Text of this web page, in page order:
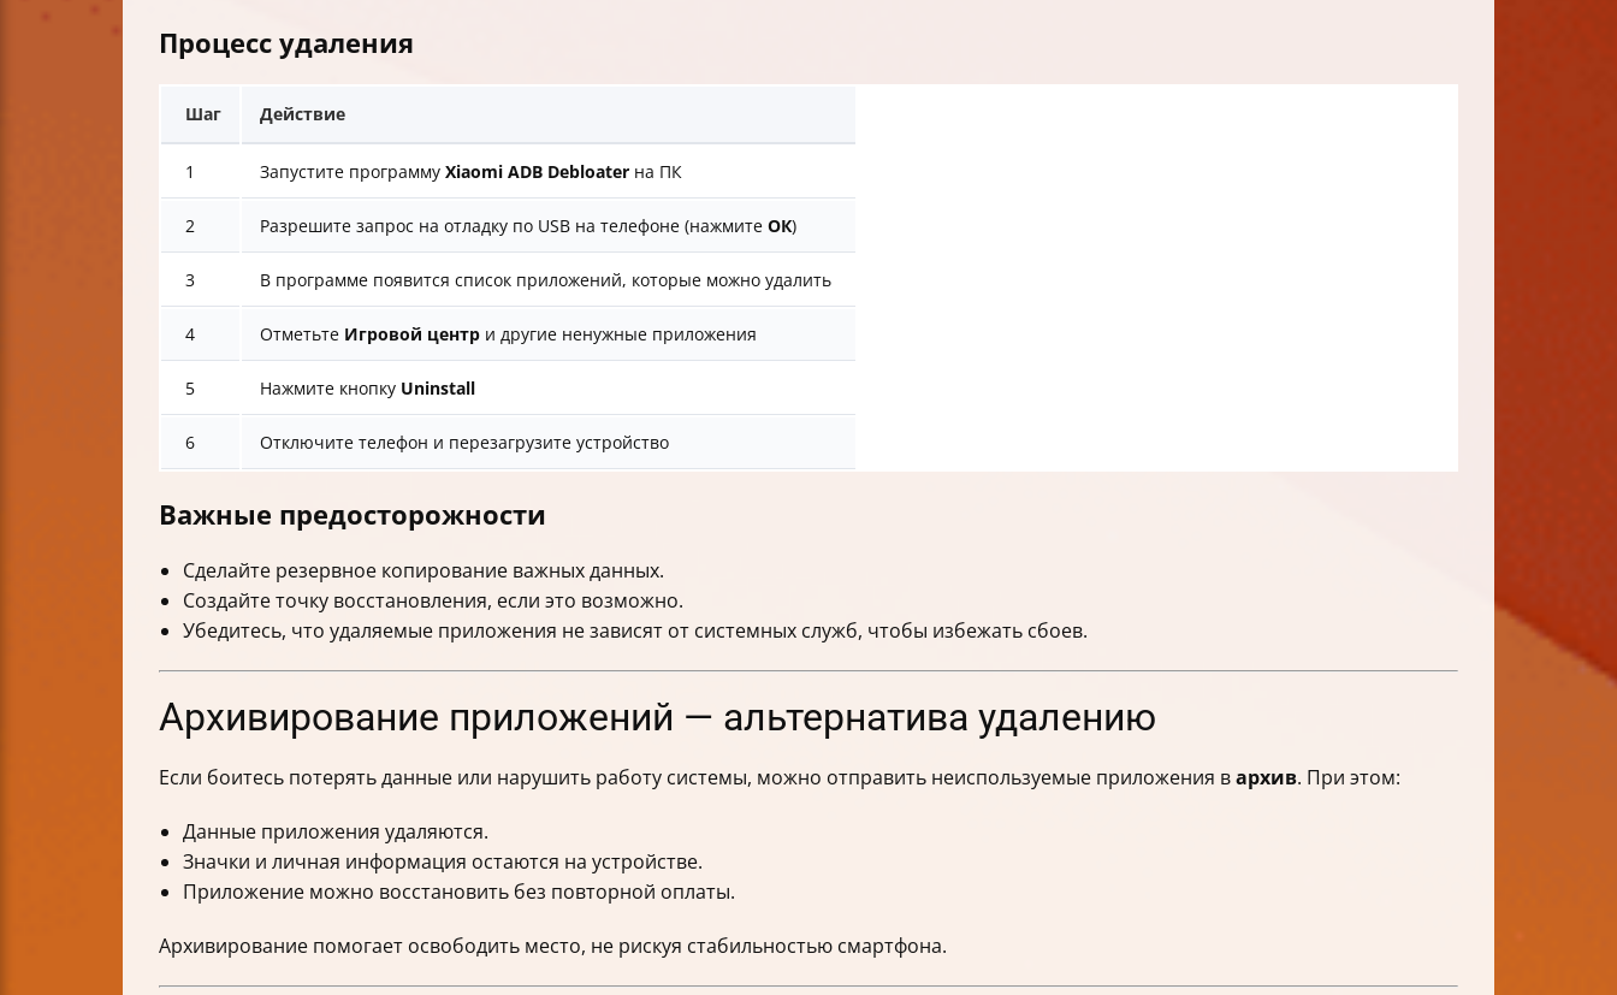
Процесс удаления
Шаг Действие
1 Запустите программу Xiaomi ADB Debloater на ПК
2 Разрешите запрос на отладку по USB на телефоне (нажмите ОК)
3 В программе появится список приложений, которые можно удалить
4 Отметьте Игровой центр и другие ненужные приложения
5 Нажмите кнопку Uninstall
6 Отключите телефон и перезагрузите устройство
Важные предосторожности
Сделайте резервное копирование важных данных.
Создайте точку восстановления, если это возможно.
Убедитесь, что удаляемые приложения не зависят от системных служб, чтобы избежать сбоев.
Архивирование приложений — альтернатива удалению
Если боитесь потерять данные или нарушить работу системы, можно отправить неиспользуемые приложения вархив. При этом:
Данные приложения удаляются.
Значки и личная информация остаются на устройстве.
Приложение можно восстановить без повторной оплаты.
Архивирование помогает освободить место, не рискуя стабильностью смартфона.